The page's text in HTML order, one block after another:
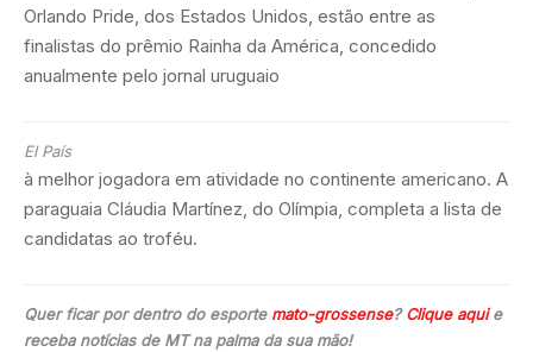
Orlando Pride, dos Estados Unidos, estão entre as
finalistas do prêmio Rainha da América, concedido
anualmente pelo jornal uruguaio
El País
à melhor jogadora em atividade no continente americano. A
paraguaia Cláudia Martínez, do Olímpia, completa a lista de
candidatas ao troféu.
Quer ficar por dentro do esporte mato-grossense?Clique aquie
receba notícias de MT na palma da sua mão!